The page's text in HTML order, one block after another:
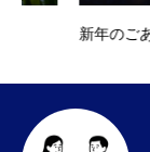
新年のごあいさつ